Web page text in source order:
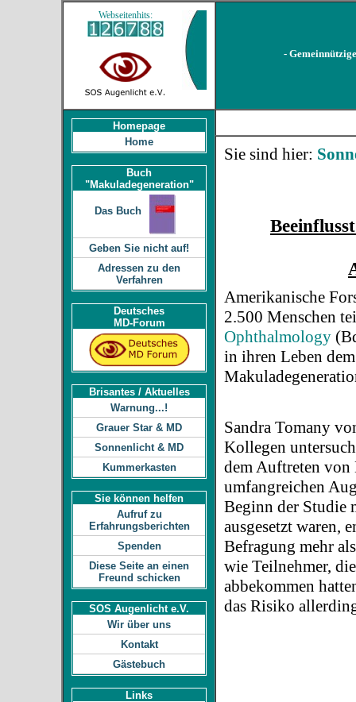
Webseitenhits:
-
Homepage
Home
Buch
"Makuladegeneration"
Das Buch
Geben Sie nicht auf!
Adressen zu den
Verfahren
Deutsches
MD-Forum
Brisantes / Aktuelles
Warnung...!
Grauer Star & MD
Sonnenlicht & MD
Kummerkasten
Sie können helfen
Aufruf zu
Erfahrungsberichten
Spenden
Diese Seite an einen
Freund schicken
SOS Augenlicht e.V.
Wir über uns
Kontakt
Gästebuch
Links
Sie sind hier:
Amerikanische
2.500 Menschen
Ophthalmology
in ihren Leben
Sandra Tomany
Kollegen
dem Auftreten von
umfangreichen
Beginn der Studie
ausgesetzt waren,
Befragung mehr
wie Teilnehmer,
abbekommen
das Risiko